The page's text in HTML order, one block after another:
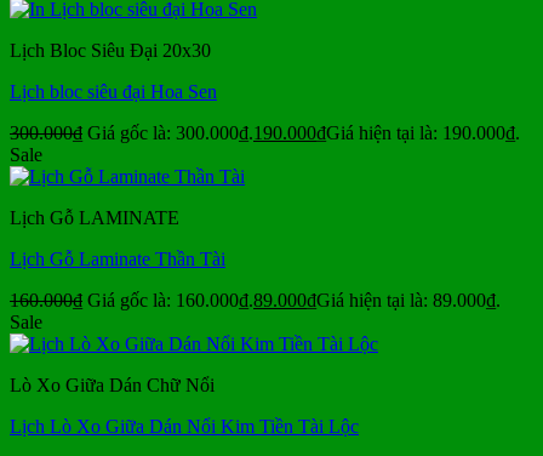
Lịch Bloc Siêu Đại 20x30
Lịch bloc siêu đại Hoa Sen
300.000₫ Giá gốc là: 300.000₫.190.000₫Giá hiện tại là: 190.000₫.
Sale
Lịch Gỗ LAMINATE
Lịch Gỗ Laminate Thần Tài
160.000₫ Giá gốc là: 160.000₫.89.000₫Giá hiện tại là: 89.000₫.
Sale
Lò Xo Giữa Dán Chữ Nổi
Lịch Lò Xo Giữa Dán Nổi Kim Tiền Tài Lộc